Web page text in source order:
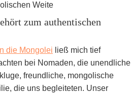
Weite
zum authentischen
die Mongolei ließ mich tief
bei Nomaden, die unendliche
freundliche, mongolische
die uns begleiteten. Unser